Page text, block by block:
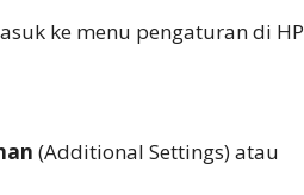
ke menu pengaturan di HP
(Additional Settings) atau